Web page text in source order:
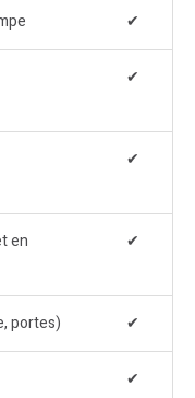
✔
✔
✔
en
✔
portes) ✔
✔